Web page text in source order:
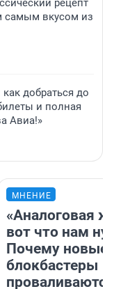
рецепт
самым вкусом из
добраться до
и полная
Авиа!»
МНЕНИЕ
«Аналоговая
вот что нам
Почему новые
блокбастеры